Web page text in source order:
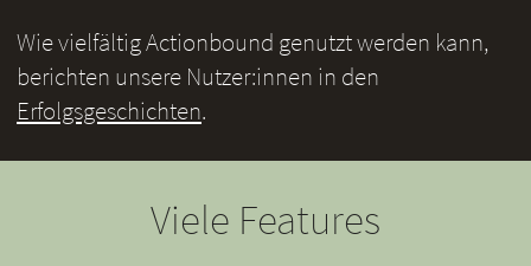
Wie vielfältig Actionbound genutzt werden kann,
berichten unsere Nutzer:innen in den
Erfolgsgeschichten.
Viele Features